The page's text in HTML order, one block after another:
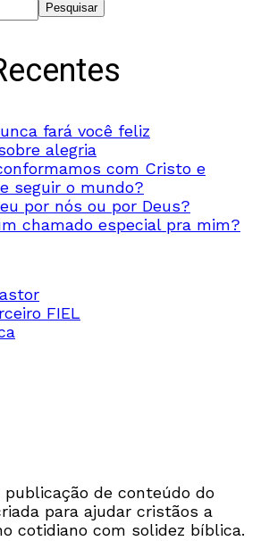
Pesquisar
fará você feliz
alegria
com Cristo e
seguir o mundo?
por nós ou por Deus?
chamado especial pra mim?
FIEL
publicação de conteúdo do
para ajudar cristãos a
cotidiano com solidez bíblica.